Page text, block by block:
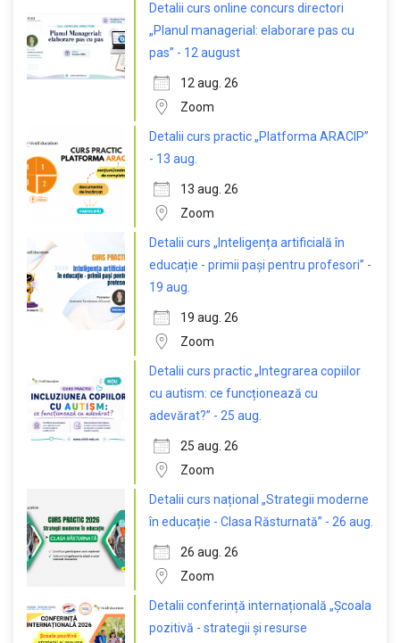
Detalii curs online concurs directori
„Planul managerial: elaborare pas cu
pas” - 12 august
12 aug. 26
Zoom
Detalii curs practic „Platforma ARACIP”
- 13 aug.
13 aug. 26
Zoom
Detalii curs „Inteligența artificială în
educație - primii pași pentru profesori” -
19 aug.
19 aug. 26
Zoom
Detalii curs practic „Integrarea copiilor
cu autism: ce funcționează cu
adevărat?” - 25 aug.
25 aug. 26
Zoom
Detalii curs național „Strategii moderne
în educație - Clasa Răsturnată” - 26 aug.
26 aug. 26
Zoom
Detalii conferință internațională „Școala
pozitivă - strategii și resurse